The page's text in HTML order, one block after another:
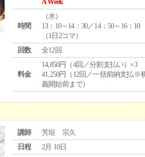
A Week
時間
（水）
13：10～14：30／14：50～16：10
（1日2コマ）
回数
全12回
料金
14,850円（4回／分割支払い）×3
41,250円（12回／一括前納支払※
義開始前まで）
講師
芳垣 宗久
日程
2月 10日